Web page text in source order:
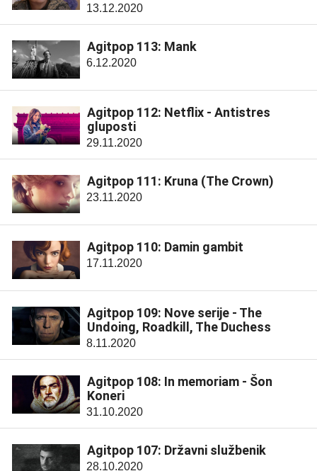
13.12.2020
Agitpop 113: Mank
6.12.2020
Agitpop 112: Netflix - Antistres
gluposti
29.11.2020
Agitpop 111: Kruna (The Crown)
23.11.2020
Agitpop 110: Damin gambit
17.11.2020
Agitpop 109: Nove serije - The
Undoing, Roadkill, The Duchess
8.11.2020
Agitpop 108: In memoriam - Šon
Koneri
31.10.2020
Agitpop 107: Državni službenik
28.10.2020